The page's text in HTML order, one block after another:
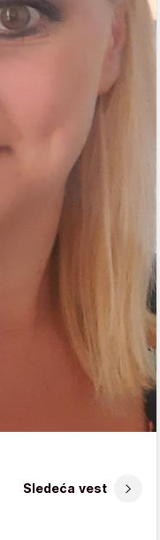
Sledeća vest